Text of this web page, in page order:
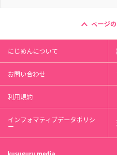
ページ
にじめんについて
お問い合わせ
利用規約
インフォマティブデータポリシ
ー
kusuguru media